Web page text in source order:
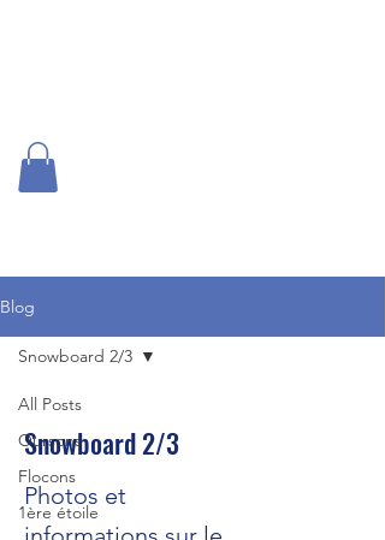
Blog
All Posts
Oursons
Flocons
1ère étoile
Snowboard 2/3
Snowboard 2/3
Photos et